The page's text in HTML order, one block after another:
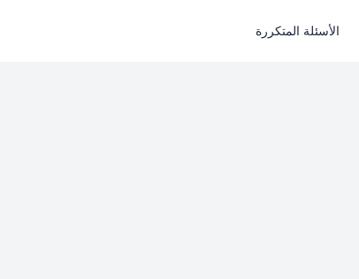
الأسئلة المتكررة